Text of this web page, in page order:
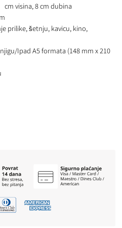
visina, 8 cm dubina
prilike, šetnju, kavicu, kino,
Ipad A5 formata (148 mm x 210